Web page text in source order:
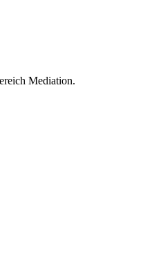
Mediation.